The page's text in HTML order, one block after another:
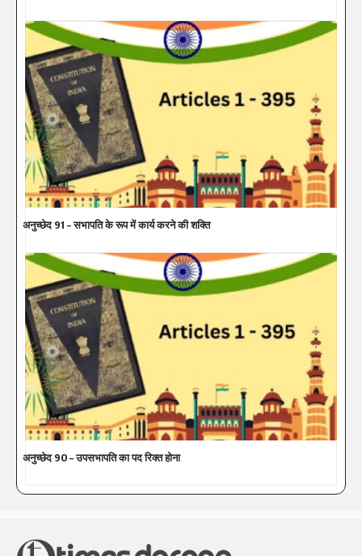
अनुच्छेद 91 – सभापति के रूप में कार्य करने की शक्ति
अनुच्छेद 90 – उपसभापति का पद रिक्त होना